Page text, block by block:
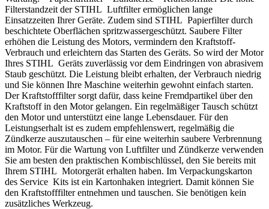
Filterstandzeit der STIHL Luftfilter ermöglichen lange
Einsatzzeiten Ihrer Geräte. Zudem sind STIHL Papierfilter durch
beschichtete Oberflächen spritzwassergeschützt. Saubere Filter
erhöhen die Leistung des Motors, vermindern den Kraftstoff-
Verbrauch und erleichtern das Starten des Geräts. So wird der Motor
Ihres STIHL Geräts zuverlässig vor dem Eindringen von abrasivem
Staub geschützt. Die Leistung bleibt erhalten, der Verbrauch niedrig
und Sie können Ihre Maschine weiterhin gewohnt einfach starten.
Der Kraftstofffilter sorgt dafür, dass keine Fremdpartikel über den
Kraftstoff in den Motor gelangen. Ein regelmäßiger Tausch schützt
den Motor und unterstützt eine lange Lebensdauer. Für den
Leistungserhalt ist es zudem empfehlenswert, regelmäßig die
Zündkerze auszutauschen – für eine weiterhin saubere Verbrennung
im Motor. Für die Wartung von Luftfilter und Zündkerze verwenden
Sie am besten den praktischen Kombischlüssel, den Sie bereits mit
Ihrem STIHL Motorgerät erhalten haben. Im Verpackungskarton
des Service Kits ist ein Kartonhaken integriert. Damit können Sie
den Kraftstofffilter entnehmen und tauschen. Sie benötigen kein
zusätzliches Werkzeug.